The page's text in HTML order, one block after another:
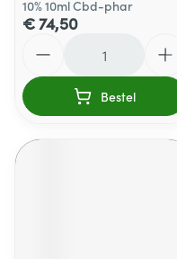
10% 10ml Cbd-phar
€ 74,50
Bestel